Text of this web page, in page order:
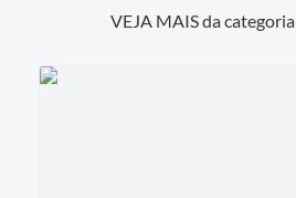
VEJA MAIS da categoria